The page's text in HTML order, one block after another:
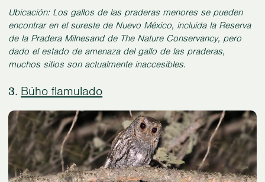
Ubicación: Los gallos de las praderas menores se pueden
encontrar en el sureste de Nuevo México, incluida la Reserva
de la Pradera Milnesand de The Nature Conservancy, pero
dado el estado de amenaza del gallo de las praderas,
muchos sitios son actualmente inaccesibles.
3. Búho flamulado